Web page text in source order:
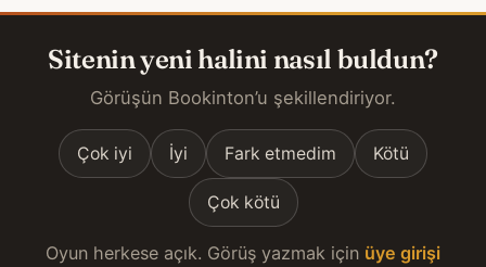
Sitenin yeni halini nasıl buldun?
Görüşün Bookinton’u şekillendiriyor.
Çok iyi İyi Fark etmedim Kötü
Çok kötü
Oyun herkese açık. Görüş yazmak için üye girişi